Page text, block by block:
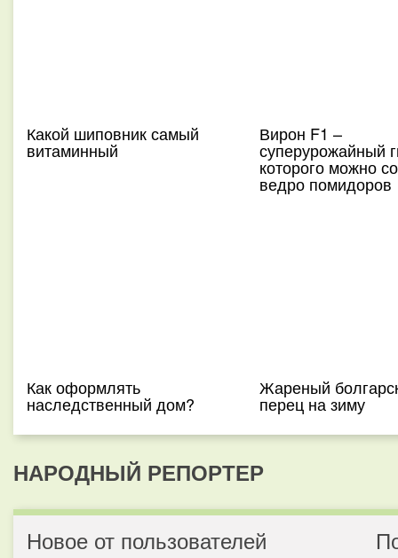
Какой шиповник самый
витаминный
Вирон F1 –
суперурожайный
которого можно
ведро помидоров
Как оформлять
наследственный дом?
Жареный
перец на зиму
НАРОДНЫЙ РЕПОРТЕР
Новое от пользователей